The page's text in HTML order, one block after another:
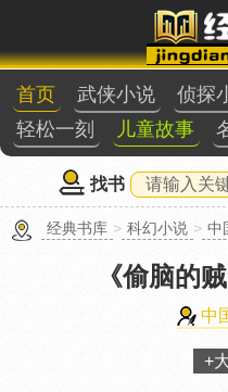
首页 武侠小说 侦探
轻松一刻
儿童故事
找书
经典书库 > 科幻小说 > 中
《偷脑的贼
中
+